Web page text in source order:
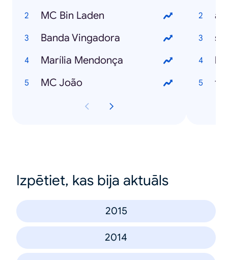
MC Bin Laden
Banda Vingadora
Marília Mendonça
MC João
Izpētiet, kas bija aktuāls
2015
2014